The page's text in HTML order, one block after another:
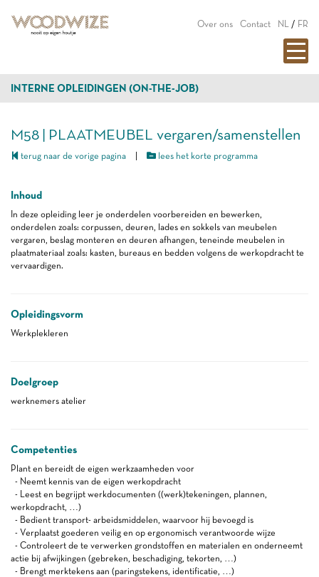
Over ons Contact NL / FR
INTERNE OPLEIDINGEN (ON-THE-JOB)
M58 | PLAATMEUBEL vergaren/samenstellen
terug naar de vorige pagina lees het korte programma
Inhoud
In deze opleiding leer je onderdelen voorbereiden en bewerken,
onderdelen zoals: corpussen, deuren, lades en sokkels van meubelen
vergaren, beslag monteren en deuren afhangen, teneinde meubelen in
plaatmateriaal zoals: kasten, bureaus en bedden volgens de werkopdracht te
vervaardigen.
Opleidingsvorm
Werkplekleren
Doelgroep
werknemers atelier
Competenties
Plant en bereidt de eigen werkzaamheden voor
- Neemt kennis van de eigen werkopdracht
- Leest en begrijpt werkdocumenten ((werk)tekeningen, plannen,
werkopdracht, …)
- Bedient transport- arbeidsmiddelen, waarvoor hij bevoegd is
- Verplaatst goederen veilig en op ergonomisch verantwoorde wijze
- Controleert de te verwerken grondstoffen en materialen en onderneemt
actie bij afwijkingen (gebreken, beschadiging, tekorten, …)
- Brengt merktekens aan (paringstekens, identificatie, …)